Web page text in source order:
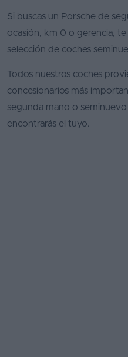
Si buscas un Porsche de
ocasión, km 0 o gerencia,
selección de coches
Todos nuestros coches
concesionarios más
segunda mano o
encontrarás el tuyo.